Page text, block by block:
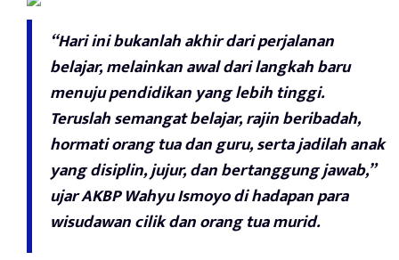
“Hari ini bukanlah akhir dari perjalanan
belajar, melainkan awal dari langkah baru
menuju pendidikan yang lebih tinggi.
Teruslah semangat belajar, rajin beribadah,
hormati orang tua dan guru, serta jadilah anak
yang disiplin, jujur, dan bertanggung jawab,”
ujar AKBP Wahyu Ismoyo di hadapan para
wisudawan cilik dan orang tua murid.